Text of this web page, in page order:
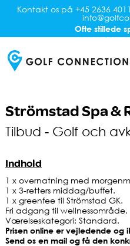
Kontakt os på +45 2636
Ofte stillede
Strömstad Spa &
Tilbud - Golf och
Indhold
1 x overnatning med
1 x 3-retters middag/buffet.
1 x greenfee til Strömstad GK.
Fri adgang til wellnessområde.
Værelseskategori: Standard.
Prisen online er vejledende og
Send os en mail og få den